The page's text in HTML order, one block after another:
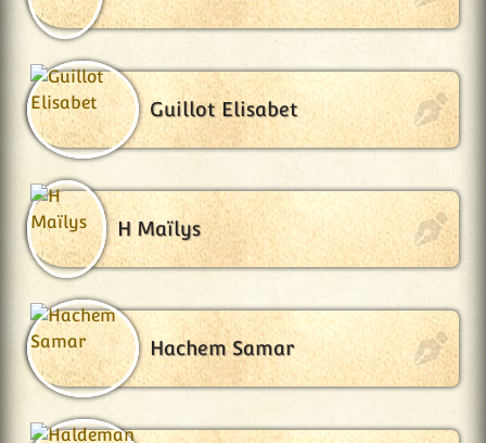
Guillot Elisabet
H Maïlys
Hachem Samar